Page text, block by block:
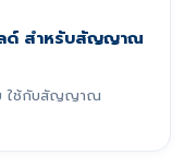
ด์ สำหรับสัญญาณ
บ ใช้กับสัญญาณ